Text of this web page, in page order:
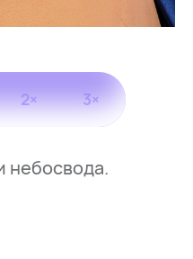
2× 3×
небосвода.